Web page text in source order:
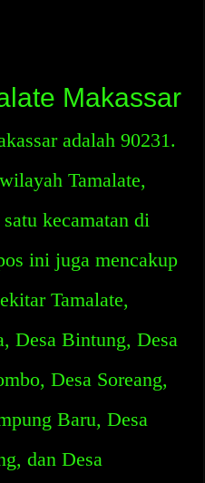
Makassar
adalah 90231.
Tamalate,
kecamatan di
ini juga mencakup
Tamalate,
Desa Bintung, Desa
Desa Soreang,
Baru, Desa
dan Desa